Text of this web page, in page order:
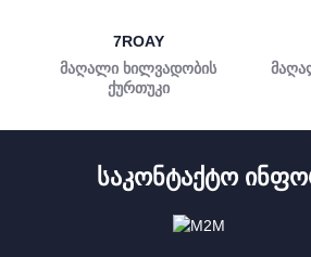
7ROAY
მაღალი ხილვადობის
ქურთუკი
ᲡᲐᲙᲝᲜᲢᲐᲥᲢᲝ